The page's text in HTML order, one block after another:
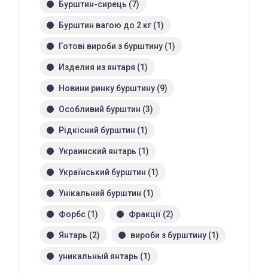
Бурштин-сирець (7)
Бурштин вагою до 2 кг (1)
Готові вироби з бурштину (1)
Изделия из янтаря (1)
Новини ринку бурштину (9)
Особливий бурштин (3)
Рідкісний бурштин (1)
Украинский янтарь (1)
Український бурштин (1)
Унікальний бурштин (1)
Форбс (1) Фракції (2)
Янтарь (2) вироби з бурштину (1)
уникальный янтарь (1)